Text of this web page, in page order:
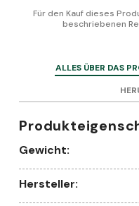
Für den Kauf dieses
beschriebenen
ALLES ÜBER DAS
Gewicht:
Hersteller: